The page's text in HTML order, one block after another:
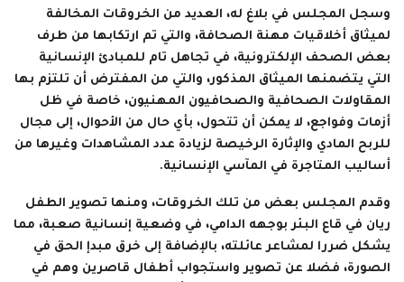
وسجل المجلس في بلاغ له، العديد من الخروقات المخالفة
لميثاق أخلاقيات مهنة الصحافة، والتي تم ارتكابها من طرف
بعض الصحف الإلكترونية، في تجاهل تام للمبادئ الإنسانية
التي يتضمنها الميثاق المذكور، والتي من المفترض أن تلتزم بها
المقاولات الصحافية والصحافيون المهنيون، خاصة في ظل
أزمات وفواجع، لا يمكن أن تتحول، بأي حال من الأحوال، إلى مجال
للربح المادي والإثارة الرخيصة لزيادة عدد المشاهدات وغيرها من
أساليب المتاجرة في المآسي الإنسانية.
وقدم المجلس بعض من تلك الخروقات، ومنها تصوير الطفل
ريان في قاع البئر بوجهه الدامي، في وضعية إنسانية صعبة، مما
يشكل ضررا لمشاعر عائلته، بالإضافة إلى خرق مبدإ الحق في
الصورة، فضلا عن تصوير واستجواب أطفال قاصرين وهم في